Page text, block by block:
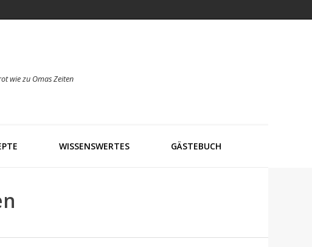
wie zu Omas Zeiten
WISSENSWERTES GÄSTEBUCH